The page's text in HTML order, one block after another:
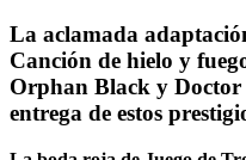
La aclamada
Canción de hielo y
Orphan Black y Doctor
entrega de estos